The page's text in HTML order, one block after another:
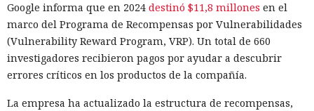
Google informa que en 2024 destinó $11,8 millones en el
marco del Programa de Recompensas por Vulnerabilidades
(Vulnerability Reward Program, VRP). Un total de 660
investigadores recibieron pagos por ayudar a descubrir
errores críticos en los productos de la compañía.
La empresa ha actualizado la estructura de recompensas,